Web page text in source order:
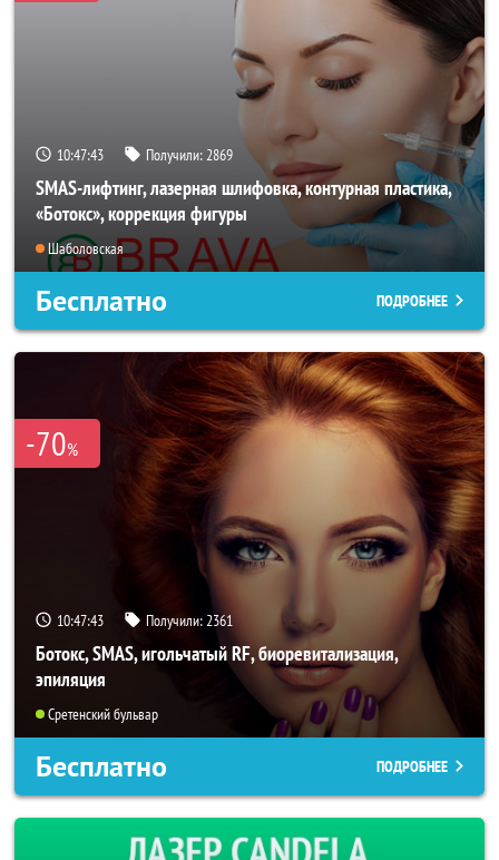
10:47:40 Получили: 2869
SMAS-лифтинг, лазерная шлифовка, контурная пластика,
«Ботокс», коррекция фигуры
Шаболовская
Бесплатно ПОДРОБНЕЕ
-70%
10:47:40 Получили: 2361
Ботокс, SMAS, игольчатый RF, биоревитализация,
эпиляция
Сретенский бульвар
Бесплатно ПОДРОБНЕЕ